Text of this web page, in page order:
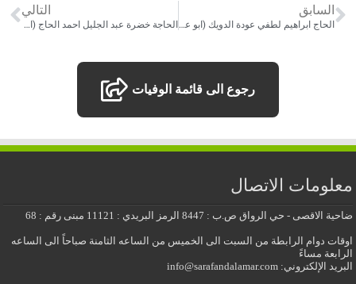
السابق
الحاج ابراهيم لطفي عودة الدويك (ابو عزيز) – تاريخ الوفاة :24/02/2022
التالي
الحاجة خضرة عبد الجليل احمد الحاج (ام مراد) ارملة الحاج فؤاد عبد ربه موسى حسن حمدان الحاج – تاريخ الوفاة :10/03/2022
رجوع الى قائمة الوفيات
معلومات الاتصال
ضاحية الاقصى - حي الرواق ص.ب : 8447 الرمز البريدي : 11121 مبنى رقم : 68
اوقات دوام الرابطة من السبت الى الخميس من الساعه الثامنة صباحاً الى الساعه
الرابعة مساءً
البريد الإلكتروني: info@sarafandalamar.com